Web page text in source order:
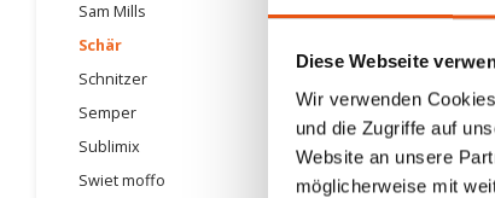
Diese Webseite
Wir verwenden
und die Zugriffe auf
Website an unsere
möglicherweise mit
Sam Mills
Schär
Schnitzer
Semper
Sublimix
Swiet moffo